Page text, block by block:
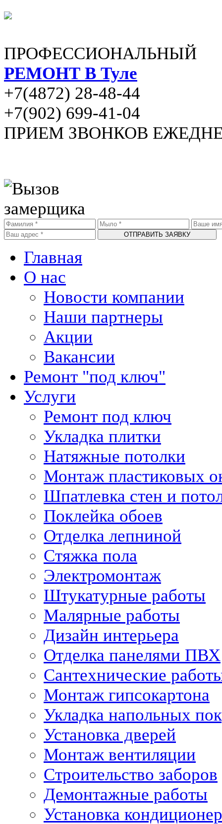
ПРОФЕССИОНАЛЬНЫЙ
РЕМОНТ В Туле
+7(4872) 28-48-44
+7(902) 699-41-04
ПРИЕМ ЗВОНКОВ
Главная
О нас
Новости компании
Наши партнеры
Акции
Вакансии
Ремонт "под ключ"
Услуги
Ремонт под ключ
Укладка плитки
Натяжные потолки
Монтаж пластиковых
Шпатлевка стен и
Поклейка обоев
Отделка лепниной
Стяжка пола
Электромонтаж
Штукатурные работы
Малярные работы
Дизайн интерьера
Отделка панелями ПВХ
Сантехнические
Монтаж гипсокартона
Укладка напольных
Установка дверей
Монтаж вентиляции
Строительство заборов
Демонтажные работы
Установка